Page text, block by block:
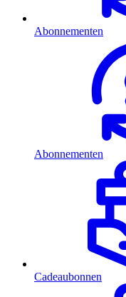
Abonnementen
Abonnementen
Cadeaubonnen